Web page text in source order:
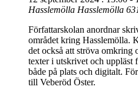
Hasslemölla Hasslemölla
Författarskolan anordnar
området kring Hasslemölla.
det också att ströva omkring
texter i utskrivet och uppläst
både på plats och digitalt.
till Veberöd Öster.